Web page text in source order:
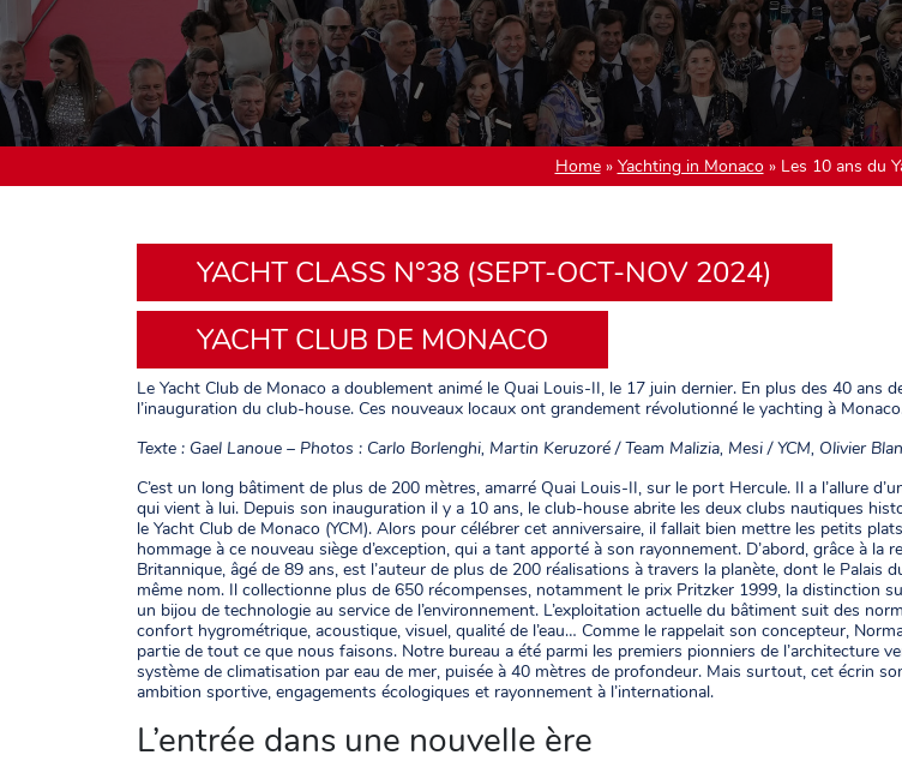
Home» Yachting in Monaco» Les 10 ans du
YACHT CLASS N°38 (SEPT-OCT-NOV 2024)
YACHT CLUB DE MONACO
Le Yacht Club de Monaco a doublement animé le Quai Louis-II, le 17 juin dernier. En plus des 40 ans
l’inauguration du club-house. Ces nouveaux locaux ont grandement révolutionné le yachting à
Texte : Gael Lanoue – Photos : Carlo Borlenghi, Martin Keruzoré / Team Malizia, Mesi / YCM, Olivier
C’est un long bâtiment de plus de 200 mètres, amarré Quai Louis-II, sur le port Hercule. Il a l’allure
qui vient à lui. Depuis son inauguration il y a 10 ans, le club-house abrite les deux clubs nautiques
le Yacht Club de Monaco (YCM). Alors pour célébrer cet anniversaire, il fallait bien mettre les petits
hommage à ce nouveau siège d’exception, qui a tant apporté à son rayonnement. D’abord, grâce à
Britannique, âgé de 89 ans, est l’auteur de plus de 200 réalisations à travers la planète, dont le Palais
même nom. Il collectionne plus de 650 récompenses, notamment le prix Pritzker 1999, la distinction
un bijou de technologie au service de l’environnement. L’exploitation actuelle du bâtiment suit des
confort hygrométrique, acoustique, visuel, qualité de l’eau… Comme le rappelait son concepteur,
partie de tout ce que nous faisons. Notre bureau a été parmi les premiers pionniers de l’architecture
système de climatisation par eau de mer, puisée à 40 mètres de profondeur. Mais surtout, cet écrin
ambition sportive, engagements écologiques et rayonnement à l’international.
L’entrée dans une nouvelle ère